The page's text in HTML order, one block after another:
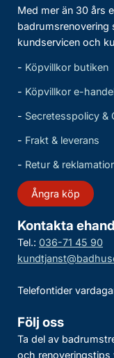
Med mer än 30 års
badrumsrenovering
kundservicen och
- Köpvillkor butiken
- Köpvillkor e-
- Secretesspolicy &
- Frakt & leverans
- Retur &
Ångra köp
Kontakta
Tel.: 036-71 45 90
Telefontider
Följ oss
Ta del av
och renoveringstips